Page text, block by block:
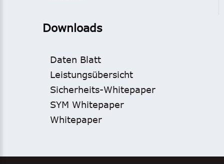
Downloads
Daten Blatt
Leistungsübersicht
Sicherheits-Whitepaper
SYM Whitepaper
Whitepaper